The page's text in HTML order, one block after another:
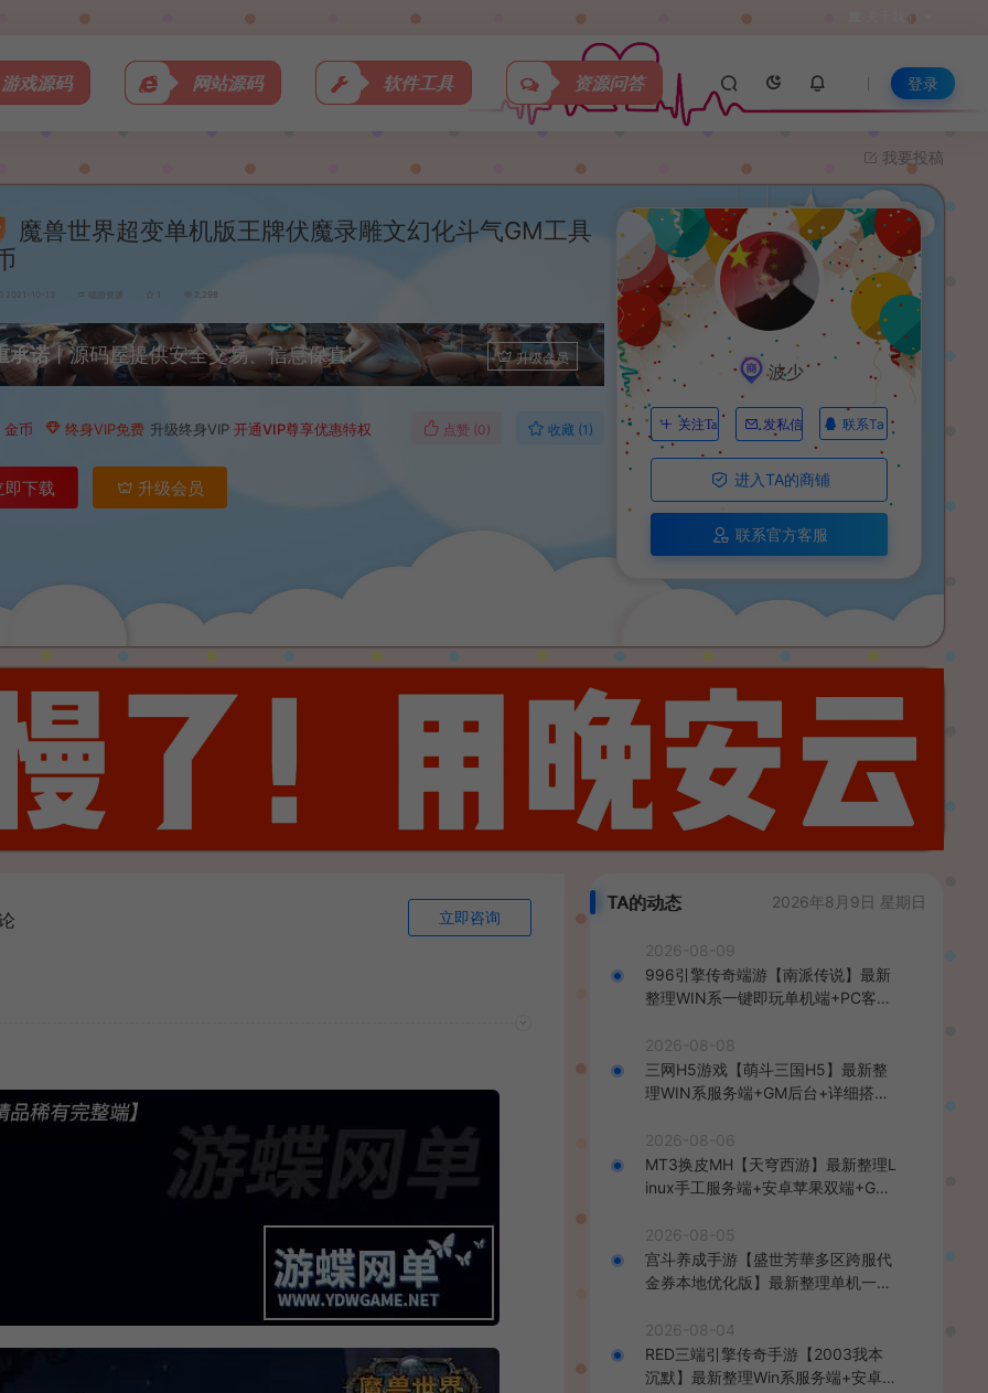
关于我们
游戏源码 网站源码 软件工具 资源问答 登录
我要投稿
魔兽世界超变单机版王牌伏魔录雕文幻化斗气GM工具
2021-10-13 端游资源 1 2,298
承诺丨源码屋提供安全交易、信息保真! 升级会员
金币 终身VIP免费 升级终身VIP 开通VIP尊享优惠特权 点赞 (0) 收藏 (1)
即下载 升级会员
波少
关注Ta 发私信 联系Ta
进入TA的商铺
联系官方客服
立即咨询
TA的动态 2026年8月9日 星期日
2026-08-09
996引擎传奇端游【南派传说】最新
整理WIN系一键即玩单机端+PC客户
2026-08-08
三网H5游戏【萌斗三国H5】最新整
理WIN系服务端+GM后台+详细搭建
2026-08-06
MT3换皮MH【天穹西游】最新整理L
inux手工服务端+安卓苹果双端+GM
教程
2026-08-05
宫斗养成手游【盛世芳華多区跨服代
金券本地优化版】最新整理单机一键
后台+安卓+详细搭建教程
2026-08-04
RED三端引擎传奇手游【2003我本
沉默】最新整理Win系服务端+安卓苹